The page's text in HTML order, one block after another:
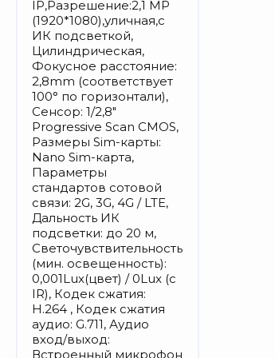
IP,Разрешение:2,1 MP
(1920*1080),уличная,с
ИК подсветкой,
Цилиндрическая,
Фокусное расстояние:
2,8mm (соответствует
100° по горизонтали),
Сенсор: 1/2,8"
Progressive Scan CMOS,
Размеры Sim-карты:
Nano Sim-карта,
Параметры
стандартов сотовой
связи: 2G, 3G, 4G / LTE,
Дальность ИК
подсветки: до 20 м,
Светочувствительность
(мин. освещенность):
0,001Lux(цвет) / 0Lux (с
IR), Кодек сжатия:
H.264 , Кодек сжатия
аудио: G.711, Аудио
вход/выход:
Встроенный микрофон